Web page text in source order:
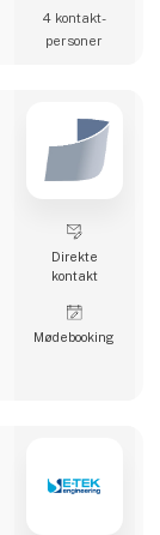
4 kontakt­
personer
Direkte
kontakt
Møde­booking